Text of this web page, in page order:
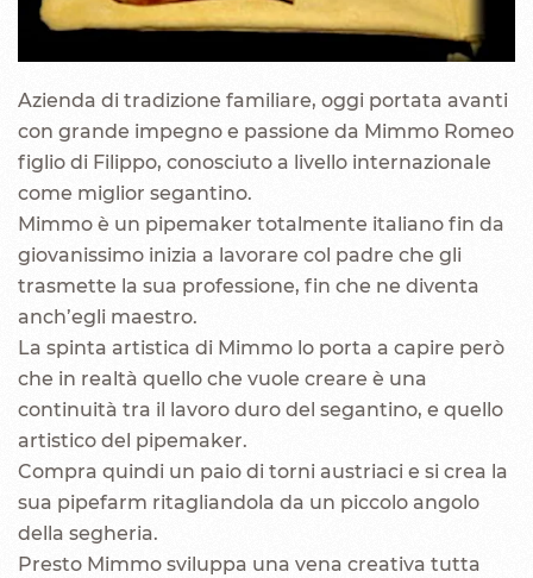
Azienda di tradizione familiare, oggi portata avanti
con grande impegno e passione da Mimmo Romeo
figlio di Filippo, conosciuto a livello internazionale
come miglior segantino.
Mimmo è un pipemaker totalmente italiano fin da
giovanissimo inizia a lavorare col padre che gli
trasmette la sua professione, fin che ne diventa
anch’egli maestro.
La spinta artistica di Mimmo lo porta a capire però
che in realtà quello che vuole creare è una
continuità tra il lavoro duro del segantino, e quello
artistico del pipemaker.
Compra quindi un paio di torni austriaci e si crea la
sua pipefarm ritagliandola da un piccolo angolo
della segheria.
Presto Mimmo sviluppa una vena creativa tutta